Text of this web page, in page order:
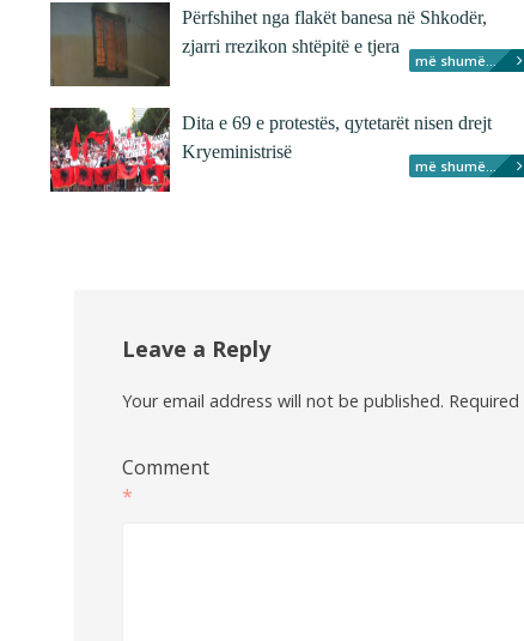
Përfshihet nga flakët banesa në Shkodër,
zjarri rrezikon shtëpitë e tjera
më shumë...
Dita e 69 e protestës, qytetarët nisen drejt
Kryeministrisë
më shumë...
Leave a Reply
Your email address will not be published.
Comment
*